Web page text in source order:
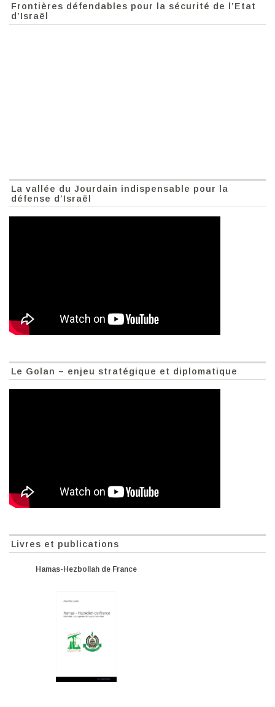
Frontières défendables pour la sécurité de l’Etat
d’Israël
La vallée du Jourdain indispensable pour la
défense d’Israël
Le Golan – enjeu stratégique et diplomatique
Livres et publications
Hamas-Hezbollah de France